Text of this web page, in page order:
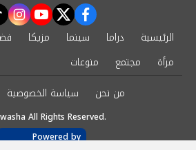
facebook
twitter
الرئيسية دراما سينما مزيكا
مرأة
مجتمع
منوعات
من نحن
سياسة الخصوصية
All Rights Reserved.
Powered by